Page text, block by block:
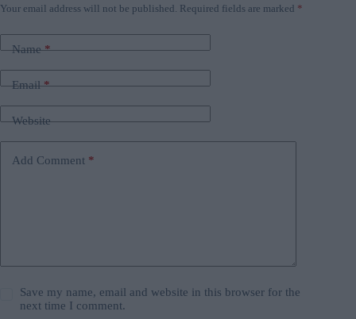
Your email address will not be published. Required fields are marked *
Name*
Email*
Website
Add Comment *
Save my name, email and website in this browser for the
next time I comment.